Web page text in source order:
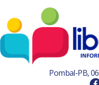
Pombal-PB,